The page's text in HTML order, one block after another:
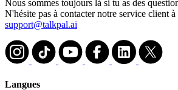
Nous sommes toujours là si tu as des
N'hésite pas à contacter notre service client
support@talkpal.ai
Langues